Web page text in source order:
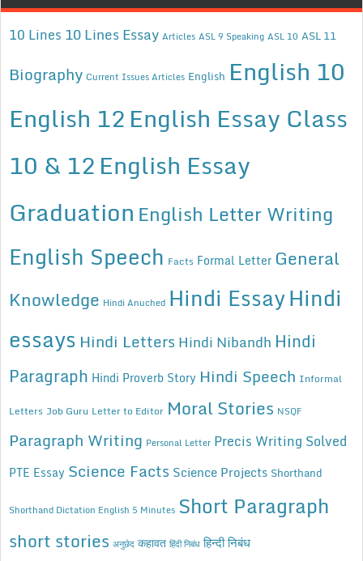
10 Lines 10 Lines Essay Articles ASL 9 Speaking ASL 10 ASL 11
Biography Current Issues Articles English English 10
English 12English Essay Class
10 & 12English Essay
Graduation English Letter Writing
English Speech Facts Formal Letter General
Knowledge Hindi Anuched Hindi EssayHindi
essays Hindi Letters Hindi Nibandh Hindi
Paragraph Hindi Proverb Story Hindi Speech Informal
Letters Job Guru Letter to Editor Moral Stories NSQF
Paragraph Writing Personal Letter Precis Writing Solved
PTE Essay Science Facts Science Projects Shorthand
Shorthand Dictation English 5 Minutes Short Paragraph
short stories अनुछेद कहावत हिंदी निबंध हिन्दी निबंध